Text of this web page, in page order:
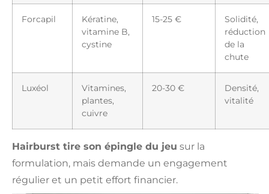
Forcapil
Kératine,
vitamine B,
cystine
15-25 €
Solidité,
réduction
de la
chute
Luxéol
Vitamines,
plantes,
cuivre
20-30 €
Densité,
vitalité
Hairburst tire son épingle du jeu sur la
formulation, mais demande un engagement
régulier et un petit effort financier.